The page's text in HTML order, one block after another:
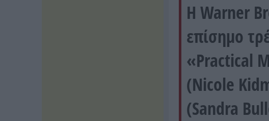
Η Warner
επίσημο
«Practical
(Nicole
(Sandra